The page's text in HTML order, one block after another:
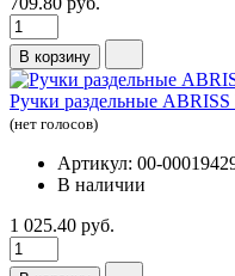
В корзину
Ручки раздельные
(нет голосов)
Артикул: 00-
В наличии
1 025.40 руб.